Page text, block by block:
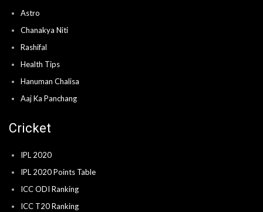
Astro
Chanakya Niti
Rashifal
Health Tips
Hanuman Chalisa
Aaj Ka Panchang
Cricket
IPL 2020
IPL 2020 Points Table
ICC ODI Ranking
ICC T20 Ranking